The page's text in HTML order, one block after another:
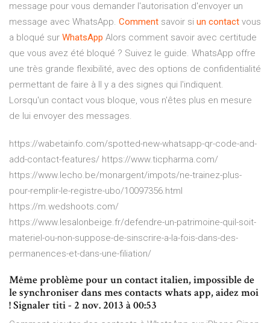
message pour vous demander l'autorisation d'envoyer un
message avec WhatsApp. Comment savoir si un contact vous
a bloqué sur WhatsApp Alors comment savoir avec certitude
que vous avez été bloqué ? Suivez le guide. WhatsApp offre
une très grande flexibilité, avec des options de confidentialité
permettant de faire à Il y a des signes qui l'indiquent.
Lorsqu'un contact vous bloque, vous n'êtes plus en mesure
de lui envoyer des messages.
https://wabetainfo.com/spotted-new-whatsapp-qr-code-and-
add-contact-features/ https://www.ticpharma.com/
https://www.lecho.be/monargent/impots/ne-trainez-plus-
pour-remplir-le-registre-ubo/10097356.html
https://m.wedshoots.com/
https://www.lesalonbeige.fr/defendre-un-patrimoine-quil-soit-
materiel-ou-non-suppose-de-sinscrire-a-la-fois-dans-des-
permanences-et-dans-une-filiation/
Même problème pour un contact italien, impossible de
le synchroniser dans mes contacts whats app, aidez moi
! Signaler titi - 2 nov. 2013 à 00:53